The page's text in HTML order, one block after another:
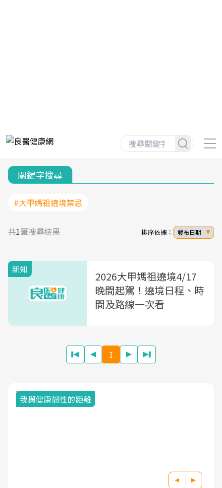
關鍵字搜尋
#大甲媽祖遶境禁忌
共1筆搜尋結果 排序依據： 發布日期
新知
2026大甲媽祖遶境4/17
晚間起駕！遶境日程、時
間及路線一次看
1
我與健康韌性的距離